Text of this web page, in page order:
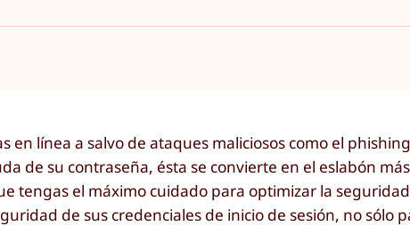
en línea a salvo de ataques maliciosos como el
de su contraseña, ésta se convierte en el eslabón
tengas el máximo cuidado para optimizar la
de sus credenciales de inicio de sesión, no sólo